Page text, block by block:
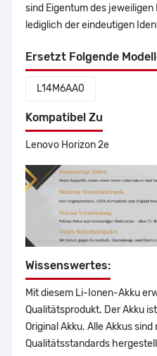
sind Eigentum des
lediglich der eindeutigen
Ersetzt Folgende
L14M6AA0
Kompatibel Zu
Lenovo Horizon 2e
Wissenswertes:
Mit diesem Li-Ionen-Akku
Qualitätsprodukt. Der Akku
Original Akku. Alle Akkus
Qualitätsstandards